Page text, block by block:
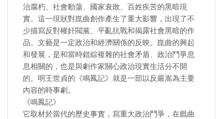
治腐朽、社會動蕩、國家衰敗、百姓疾苦的黑暗現
實。這一現狀對崑曲創作產生了重大影響，出現了不
少描寫反對權奸閥黨、平亂抗戰和揭露社會黑暗的作
品。文藝是一定政治和經濟關係的反映。崑曲的興起
和發展，是和當時錯綜複雜的社會矛盾、政治鬥爭息
息相關的，也是與劇作家關心政治現實生活分不開
的。明王世貞的《鳴鳳記》就是一部以反嚴嵩為主要
內容的時事劇。
《鳴鳳記》
它取材於當代的歷史事實，寫重大政治鬥爭，在戲曲